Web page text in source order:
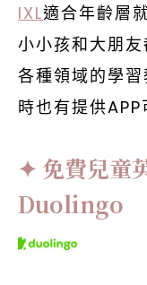
IXL適合年齡層
小小孩和大朋
各種領域的學
時也有提供APP
免費兒童
Duolingo